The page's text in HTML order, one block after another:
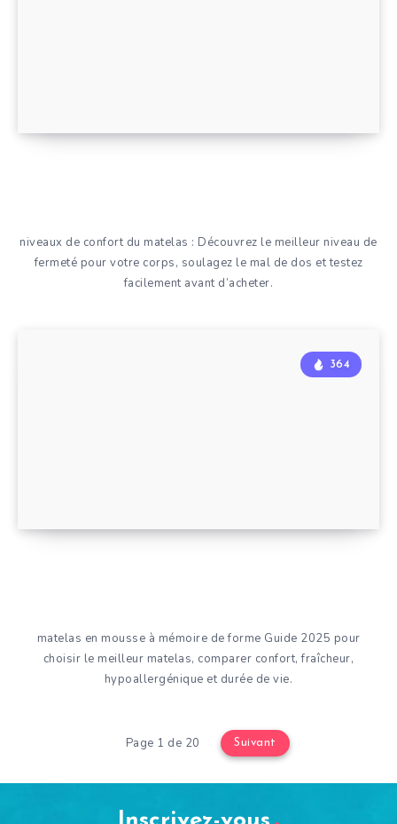
niveaux de confort du matelas : Découvrez le meilleur niveau de
fermeté pour votre corps, soulagez le mal de dos et testez
facilement avant d’acheter.
364
matelas en mousse à mémoire de forme Guide 2025 pour
choisir le meilleur matelas, comparer confort, fraîcheur,
hypoallergénique et durée de vie.
Page 1 de 20 Suivant